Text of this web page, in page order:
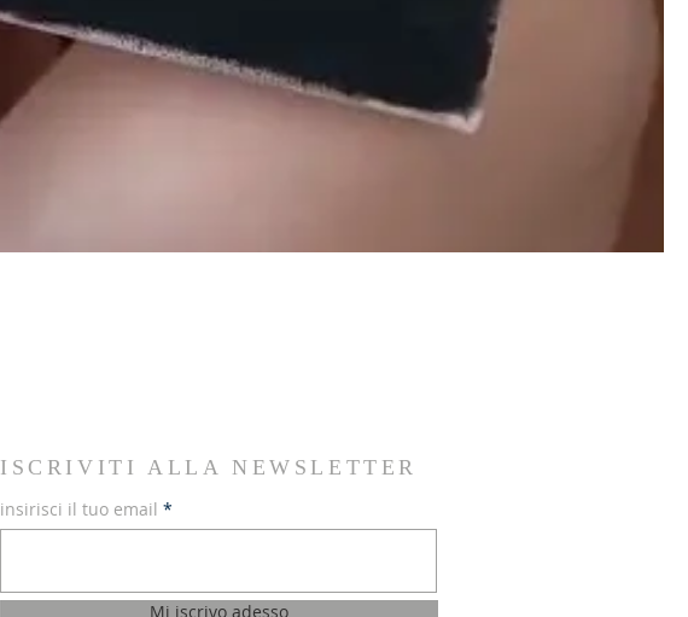
ISCRIVITI ALLA NEWSLETTER
insirisci il tuo email
Mi iscrivo adesso